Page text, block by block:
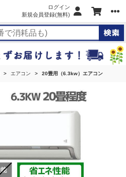
ログイン
新規会員登録(無料)
エアコン 20畳用（6.3kw）エアコン